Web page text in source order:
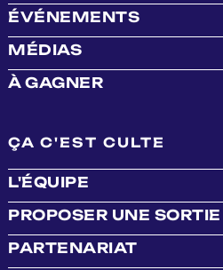
ÉVÉNEMENTS
MÉDIAS
À GAGNER
ÇA C'EST CULTE
L'ÉQUIPE
PROPOSER UNE SORTIE
PARTENARIAT